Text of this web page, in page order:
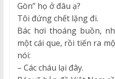
Gòn” họ ở đâu ạ?
Tôi đứng chết lặng đi.
Bác hơi thoáng buồn,
một cái que, rồi tiến ra
nói:
– Các cháu lại đây.